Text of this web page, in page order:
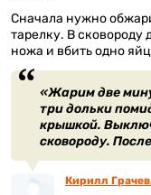
Сначала нужно
тарелку. В сковороду
ножа и вбить одно
«Жарим две
три дольки
крышкой.
сковороду.
Кирилл